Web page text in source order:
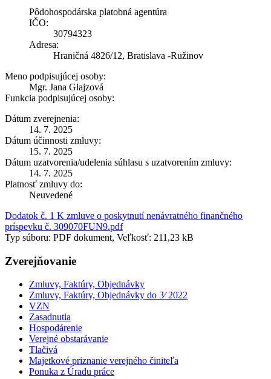
Pôdohospodárska platobná agentúra
IČO:
30794323
Adresa:
Hraničná 4826/12, Bratislava -Ružinov
Meno podpisujúcej osoby:
Mgr. Jana Glajzová
Funkcia podpisujúcej osoby:
Dátum zverejnenia:
14. 7. 2025
Dátum účinnosti zmluvy:
15. 7. 2025
Dátum uzatvorenia/udelenia súhlasu s uzatvorením zmluvy:
14. 7. 2025
Platnosť zmluvy do:
Neuvedené
Dodatok č. 1 K zmluve o poskytnutí nenávratného finančného
príspevku č. 309070FUN9.pdf
Typ súboru: PDF dokument, Veľkosť: 211,23 kB
Zverejňovanie
Zmluvy, Faktúry, Objednávky
Zmluvy, Faktúry, Objednávky do 3⁄ 2022
VZN
Zasadnutia
Hospodárenie
Verejné obstarávanie
Tlačivá
Majetkové priznanie verejného činiteľa
Ponuka z Úradu práce